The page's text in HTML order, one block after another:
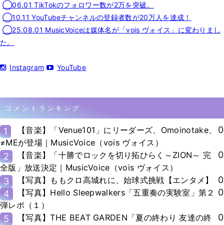
◯06.01 TikTokのフォロワー数が2万を突破。
◯10.11 YouTubeチャンネルの登録者数が20万人を達成！
◯25.08.01 MusicVoiceは媒体名が「vois ヴォイス」に変わりまし
た。
Instagram YouTube
コメントランキング
1
【音楽】「Venue101」にリーダーズ、Omoinotake、
≠MEが登場｜MusicVoice（vois ヴォイス）
0
2
【音楽】「十勝でロックを切り拓ひらく～ZION～ 完
全版」放送決定｜MusicVoice（vois ヴォイス）
0
3 【写真】ももクロ高城れに、始球式挑戦【エンタメ】
0
4
【写真】Hello Sleepwalkers「五重奏の実験室」第２
弾レポ（１）
0
5 【写真】THE BEAT GARDEN「夏の終わり 友達の終 0